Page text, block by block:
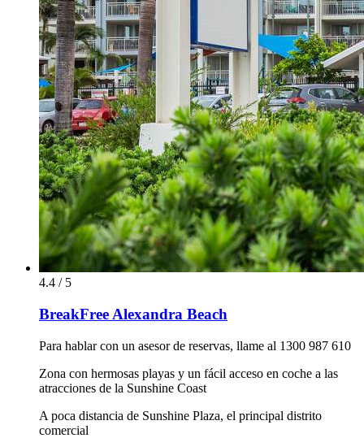
4.4 / 5
BreakFree Alexandra Beach
Para hablar con un asesor de reservas, llame al 1300 987 610
Zona con hermosas playas y un fácil acceso en coche a las
atracciones de la Sunshine Coast
A poca distancia de Sunshine Plaza, el principal distrito
comercial